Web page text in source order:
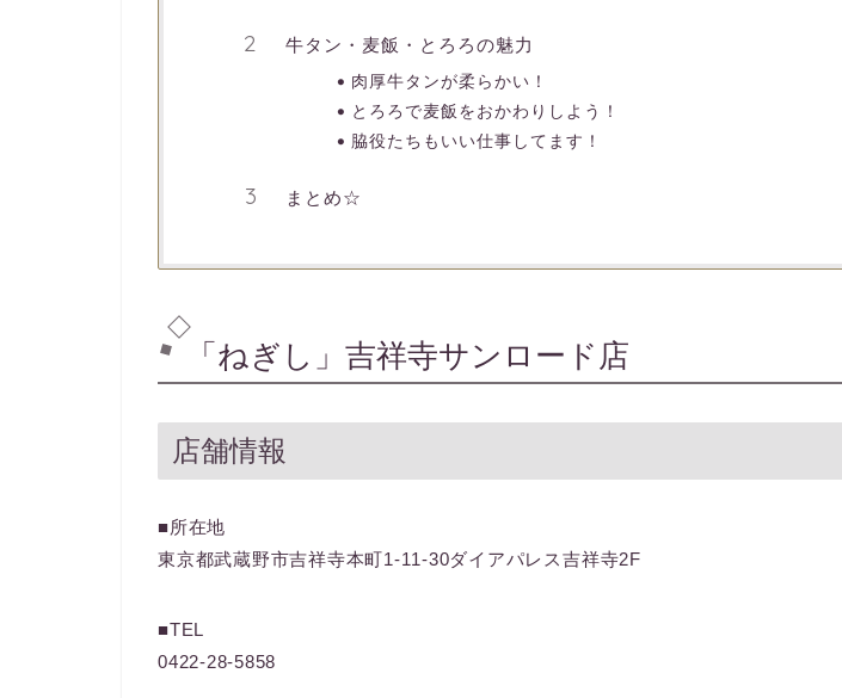
牛タン・麦飯・とろろの魅力
肉厚牛タンが柔らかい！
とろろで麦飯をおかわりしよう！
脇役たちもいい仕事してます！
まとめ☆
「ねぎし」吉祥寺サンロード店
店舗情報
■所在地
東京都武蔵野市吉祥寺本町1-11-30ダイアパレス吉祥寺2F
■TEL
0422-28-5858